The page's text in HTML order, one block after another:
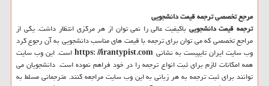
مرجع تخصصی ترجمه قیمت دانشجویی
ترجمه قیمت دانشجویی باکیفیت عالی را نمی توان از هر مرکزی انتظار داشت. یکی از
مراجع تخصصی که می توان برای ترجمه با قیمت های مناسب دانشجویی به آن رجوع کرد
وب سایت ایران تایپیست به نشانی
است. این وب سایت
همه امکانات لازم برای ثبت انواع ترجمه را در خود فراهم نموده است. دانشجویان می
توانند برای ثبت ترجمه به هر زبانی به این وب سایت مراجعه کنند. مترجمانی مسلط به